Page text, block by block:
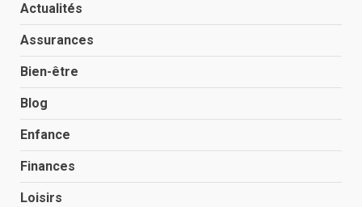
Actualités
Assurances
Bien-être
Blog
Enfance
Finances
Loisirs